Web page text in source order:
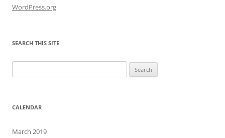
WordPress.org
SEARCH THIS SITE
for:
CALENDAR
March 2019